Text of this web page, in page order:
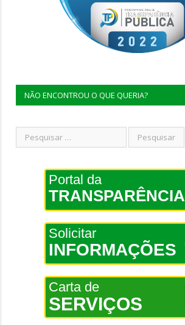
NÃO ENCONTROU O QUE QUERIA?
Portal da
TRANSPARÊNCIA
Solicitar
INFORMAÇÕES
Carta de
SERVIÇOS